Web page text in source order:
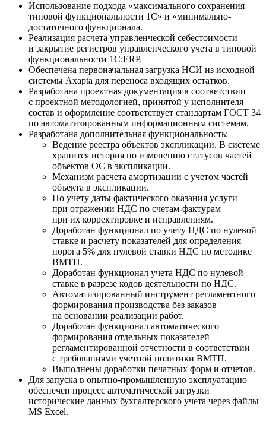
Использование подхода «максимального сохранения
типовой функциональности 1С» и «минимально-
достаточного функционала.
Реализация расчета управленческой себестоимости
и закрытие регистров управленческого учета в типовой
функциональности 1С:ERP.
Обеспечена первоначальная загрузка НСИ из исходной
системы Axapta для переноса входящих остатков.
Разработана проектная документация в соответствии
с проектной методологией, принятой у исполнителя —
состав и оформление соответствует стандартам ГОСТ 34
по автоматизированным информационным системам.
Разработана дополнительная функциональность:
Ведение реестра объектов экспликации. В системе
хранится история по изменению статусов частей
объектов ОС в экспликации.
Механизм расчета амортизации с учетом частей
объекта в экспликации.
По учету даты фактического оказания услуги
при отражении НДС по счетам-фактурам
при их корректировке и исправлениям.
Доработан функционал по учету НДС по нулевой
ставке и расчету показателей для определения
порога 5% для нулевой ставки НДС по методике
ВМТП.
Доработан функционал учета НДС по нулевой
ставке в разрезе кодов деятельности по НДС.
Автоматизированный инструмент регламентного
формирования производства без заказов
на основании реализации работ.
Доработан функционал автоматического
формирования отдельных показателей
регламентированной отчетности в соответствии
с требованиями учетной политики ВМТП.
Выполнены доработки печатных форм и отчетов.
Для запуска в опытно-промышленную эксплуатацию
обеспечен процесс автоматической загрузки
исторические данных бухгалтерского учета через файлы
MS Excel.